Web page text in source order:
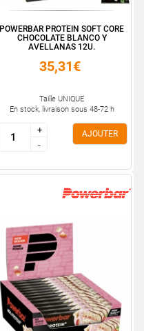
POWERBAR PROTEIN SOFT CORE
CHOCOLATE BLANCO Y
AVELLANAS 12U.
35,31€
Taille UNIQUE
En stock, livraison sous 48-72 h
+
-
+
-
AJOUTER